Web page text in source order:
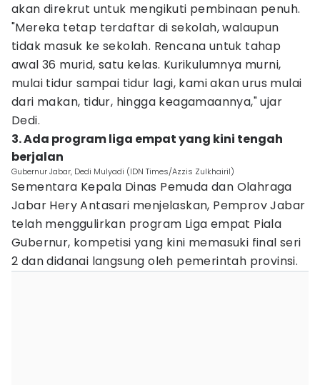
akan direkrut untuk mengikuti pembinaan penuh.
"Mereka tetap terdaftar di sekolah, walaupun
tidak masuk ke sekolah. Rencana untuk tahap
awal 36 murid, satu kelas. Kurikulumnya murni,
mulai tidur sampai tidur lagi, kami akan urus mulai
dari makan, tidur, hingga keagamaannya," ujar
Dedi.
3. Ada program liga empat yang kini tengah
berjalan
Gubernur Jabar, Dedi Mulyadi (IDN Times/Azzis Zulkhairil)
Sementara Kepala Dinas Pemuda dan Olahraga
Jabar Hery Antasari menjelaskan, Pemprov Jabar
telah menggulirkan program Liga empat Piala
Gubernur, kompetisi yang kini memasuki final seri
2 dan didanai langsung oleh pemerintah provinsi.